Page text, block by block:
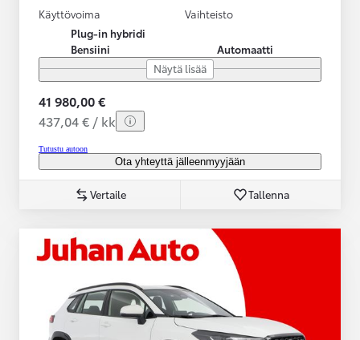
Käyttövoima
Plug-in hybridi
Bensiini
Vaihteisto
Automaatti
Näytä lisää
41 980,00 €
437,04 € / kk
Tutustu autoon
Ota yhteyttä jälleenmyyjään
Vertaile Tallenna